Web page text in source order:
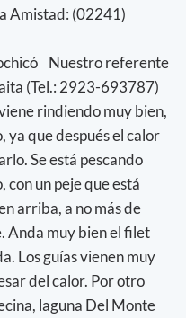
Amistad: (02241)
Nuestro referente
(Tel.: 2923-693787)
rindiendo muy bien,
ya que después el calor
Se está pescando
un peje que está
arriba, a no más de
Anda muy bien el filet
Los guías vienen muy
del calor. Por otro
laguna Del Monte